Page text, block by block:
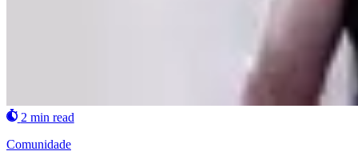
2 min read
Comunidade